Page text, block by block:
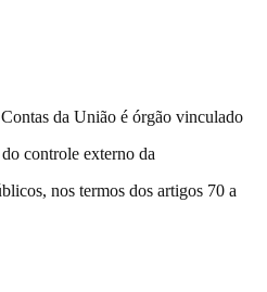
União é órgão vinculado
controle externo da
nos termos dos artigos 70 a